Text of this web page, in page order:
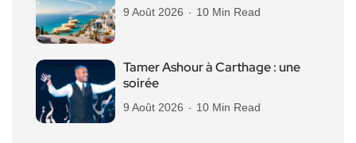
9 Août 2026 10 Min Read
Tamer Ashour à Carthage : une
soirée
9 Août 2026 10 Min Read